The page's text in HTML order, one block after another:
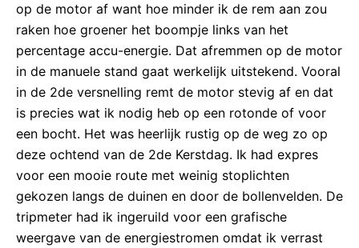
op de motor af want hoe minder ik de rem aan zou
raken hoe groener het boompje links van het
percentage accu-energie. Dat afremmen op de motor
in de manuele stand gaat werkelijk uitstekend. Vooral
in de 2de versnelling remt de motor stevig af en dat
is precies wat ik nodig heb op een rotonde of voor
een bocht. Het was heerlijk rustig op de weg zo op
deze ochtend van de 2de Kerstdag. Ik had expres
voor een mooie route met weinig stoplichten
gekozen langs de duinen en door de bollenvelden. De
tripmeter had ik ingeruild voor een grafische
weergave van de energiestromen omdat ik verrast